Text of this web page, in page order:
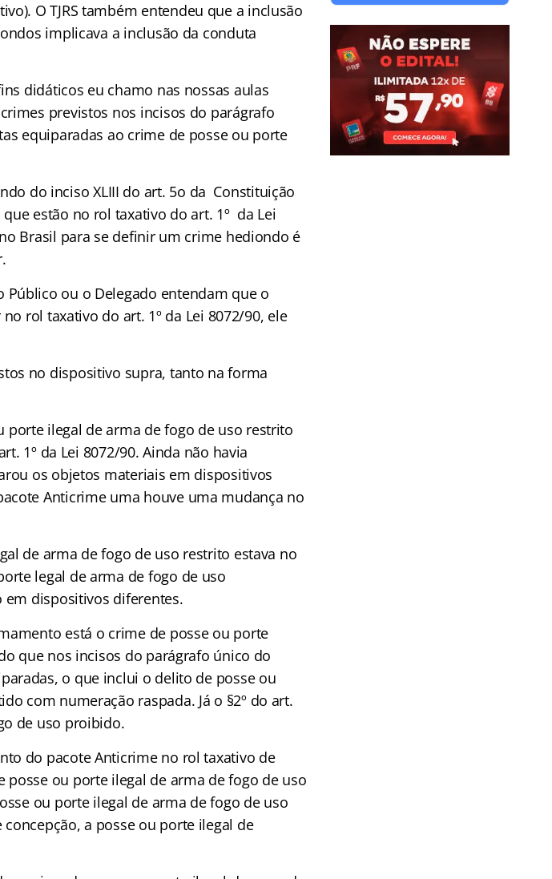
O TJRS também entendeu que a inclusão
implicava a inclusão da conduta
didáticos eu chamo nas nossas aulas
previstos nos incisos do parágrafo
equiparadas ao crime de posse ou porte
do inciso XLIII do art. 5o da Constituição
estão no rol taxativo do art. 1º da Lei
Brasil para se definir um crime hediondo é
ou o Delegado entendam que o
rol taxativo do art. 1º da Lei 8072/90, ele
no dispositivo supra, tanto na forma
porte ilegal de arma de fogo de uso restrito
1º da Lei 8072/90. Ainda não havia
os objetos materiais em dispositivos
Anticrime uma houve uma mudança no
de arma de fogo de uso restrito estava no
legal de arma de fogo de uso
dispositivos diferentes.
está o crime de posse ou porte
que nos incisos do parágrafo único do
o que inclui o delito de posse ou
com numeração raspada. Já o §2º do art.
de uso proibido.
do pacote Anticrime no rol taxativo de
ou porte ilegal de arma de fogo de uso
ou porte ilegal de arma de fogo de uso
a posse ou porte ilegal de